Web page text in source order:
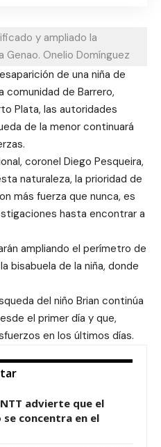
y ampliado la
Genao. Onelio Domínguez
de una niña de
comunidad de Barrero,
Plata, las autoridades
de la menor continuará
coronel Diego Pesqueira,
naturaleza, la prioridad de
más fuerza que nunca, es
hasta encontrar a
ampliando el perímetro de
bisabuela de la niña, donde
del niño Brian continúa
el primer día y que,
en los últimos días.
advierte que el
concentra en el